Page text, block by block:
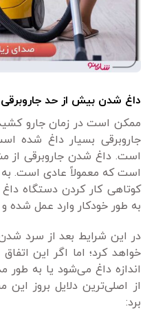
داغ شدن بیش از حد جاروبرقی
ممکن است در زمان جارو
جاروبرقی بسیار داغ شده
است. داغ شدن جاروبرقی از
است که معمولاً عادی است. به
کوتاهی کار کردن دستگاه
به طور خودکار وارد عمل شده
در این شرایط بعد از سرد
خواهد کرد؛ اما اگر این
اندازه داغ می‌شود یا به
از اصلی‌ترین دلایل بروز این
برد: